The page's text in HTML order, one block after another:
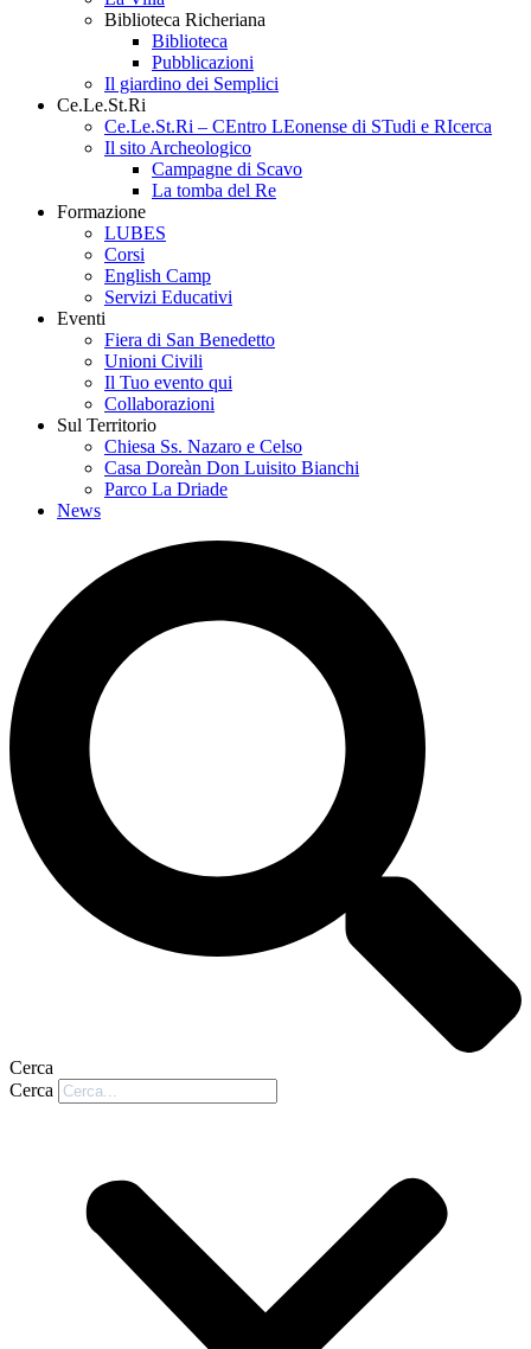
Biblioteca Richeriana
Biblioteca
Pubblicazioni
Il giardino dei Semplici
Ce.Le.St.Ri
Ce.Le.St.Ri – CEntro LEonense di STudi e RIcerca
Il sito Archeologico
Campagne di Scavo
La tomba del Re
Formazione
LUBES
Corsi
English Camp
Servizi Educativi
Eventi
Fiera di San Benedetto
Unioni Civili
Il Tuo evento qui
Collaborazioni
Sul Territorio
Chiesa Ss. Nazaro e Celso
Casa Doreàn Don Luisito Bianchi
Parco La Driade
News
Cerca
Cerca